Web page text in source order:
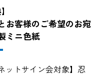
お客様のご希望のお宛
ミニ色紙
ットサイン会対象】忍